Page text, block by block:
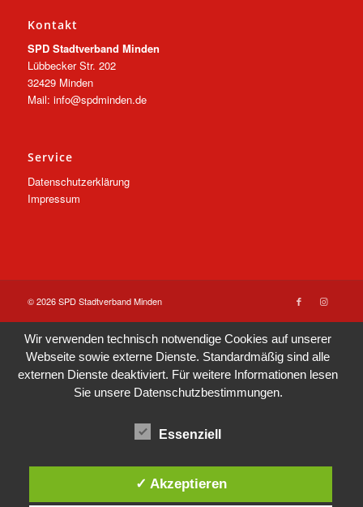
Kontakt
SPD Stadtverband Minden
Lübbecker Str. 202
32429 Minden
Mail: info@spdminden.de
Service
Datenschutzerklärung
Impressum
© 2026 SPD Stadtverband Minden
Wir verwenden technisch notwendige Cookies auf unserer
Webseite sowie externe Dienste. Standardmäßig sind alle
externen Dienste deaktiviert. Für weitere Informationen lesen
Sie unsere Datenschutzbestimmungen.
Essenziell
✓ Akzeptieren